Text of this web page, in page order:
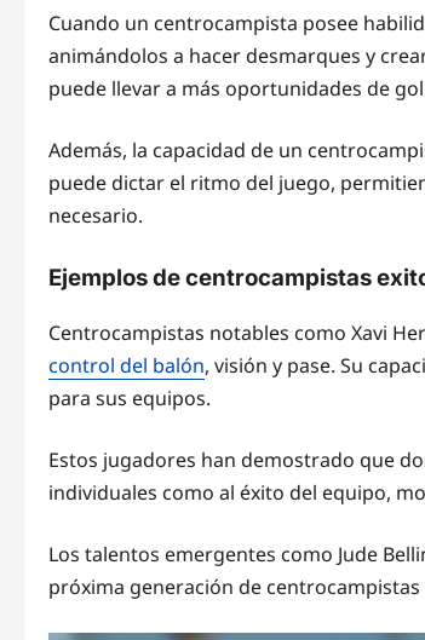
Cuando un centrocampista posee
animándolos a hacer desmarques y
puede llevar a más oportunidades de
Además, la capacidad de un
puede dictar el ritmo del juego,
necesario.
Ejemplos de centrocampistas
Centrocampistas notables como Xavi
control del balón, visión y pase. Su
para sus equipos.
Estos jugadores han demostrado que
individuales como al éxito del equipo,
Los talentos emergentes como Jude
próxima generación de